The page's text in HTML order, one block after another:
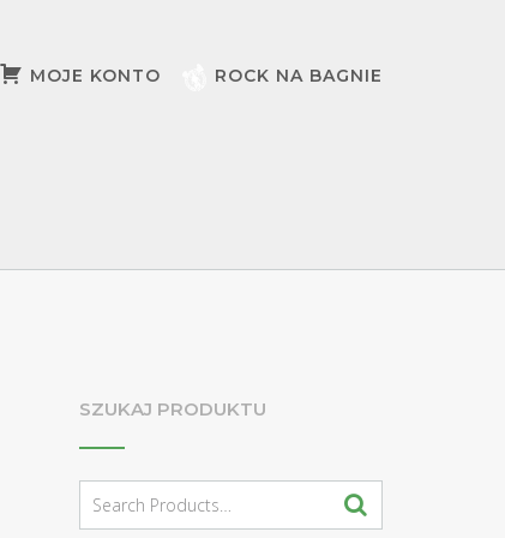
MOJE KONTO ROCK NA BAGNIE
SZUKAJ PRODUKTU
for: